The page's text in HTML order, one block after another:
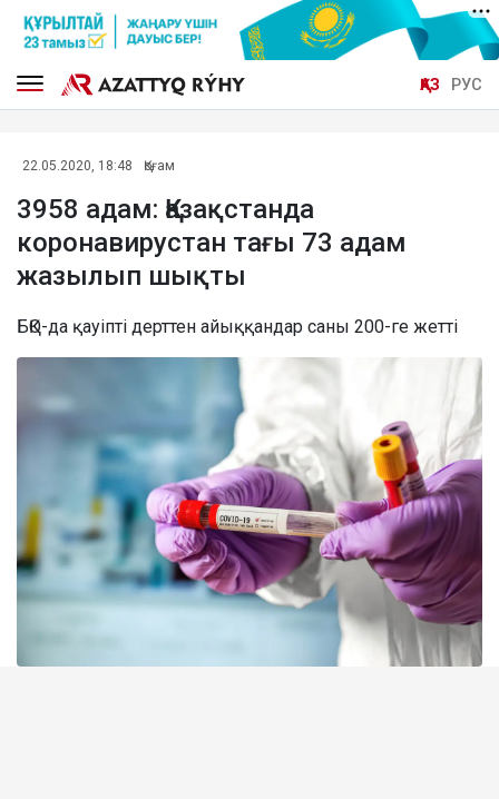
ҚАЗ РУС
22.05.2020, 18:48 Қоғам
3958 адам: Қазақстанда
коронавирустан тағы 73 адам
жазылып шықты
БҚО-да қауіпті дерттен айыққандар саны 200-ге жетті